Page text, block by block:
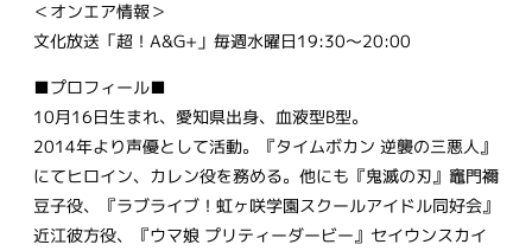
＜オンエア情報＞
文化放送「超！A&G+」毎週水曜日19:30～20:00
■プロフィール■
10月16日生まれ、愛知県出身、血液型B型。
2014年より声優として活動。『タイムボカン 逆襲の三悪人』
にてヒロイン、カレン役を務める。他にも『鬼滅の刃』竈門禰󠄀
豆子役、『ラブライブ！虹ヶ咲学園スクールアイドル同好会』
近江彼方役、『ウマ娘 プリティーダービー』セイウンスカイ